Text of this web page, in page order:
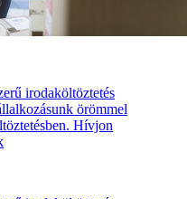
irodaköltöztetés
örömmel
Hívjon